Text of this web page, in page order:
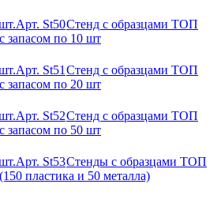
Арт. St50Стенд с образцами ТОП
запасом по 10 шт
Арт. St51 Стенд с образцами ТОП
запасом по 20 шт
Арт. St52Стенд с образцами ТОП
запасом по 50 шт
Арт. St53Стенды с образцами ТОП
пластика и 50 металла)